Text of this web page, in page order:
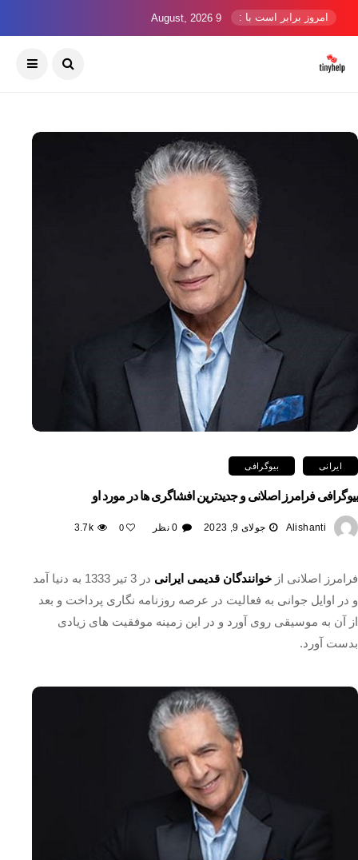
امروز برابر است با : 9 August, 2026
ایرانی بیوگرافی
بیوگرافی فرامرز اصلانی و جدیدترین افشاگری ها در مورد او
Alishanti جولای 9, 2023 0 نظر 0
3.7k
فرامرز اصلانی از خوانندگان قدیمی ایرانی
در 3 تیر 1333 به دنیا آمد
و در اوایل جوانی به فعالیت در عرصه روزنامه نگاری پرداخت و بعد
از آن به موسیقی روی آورد و در این زمینه موفقیت های زیادی
بدست آورد.